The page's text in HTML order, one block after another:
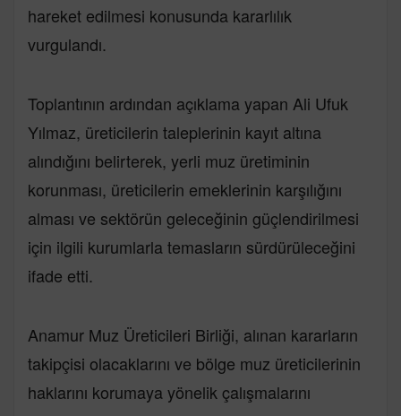
hareket edilmesi konusunda kararlılık
vurgulandı.
Toplantının ardından açıklama yapan Ali Ufuk
Yılmaz, üreticilerin taleplerinin kayıt altına
alındığını belirterek, yerli muz üretiminin
korunması, üreticilerin emeklerinin karşılığını
alması ve sektörün geleceğinin güçlendirilmesi
için ilgili kurumlarla temasların sürdürüleceğini
ifade etti.
Anamur Muz Üreticileri Birliği, alınan kararların
takipçisi olacaklarını ve bölge muz üreticilerinin
haklarını korumaya yönelik çalışmalarını